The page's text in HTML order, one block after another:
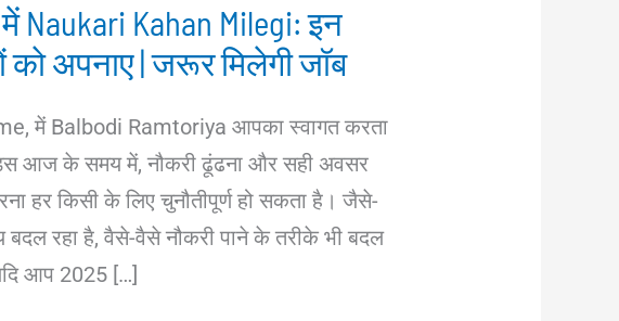
Naukari Kahan Milegi: इन
को अपनाए | जरूर मिलेगी जॉब
में Balbodi Ramtoriya आपका स्वागत करता
आज के समय में, नौकरी ढूंढना और सही अवसर
हर किसी के लिए चुनौतीपूर्ण हो सकता है। जैसे-
रहा है, वैसे-वैसे नौकरी पाने के तरीके भी बदल
आप 2025 […]